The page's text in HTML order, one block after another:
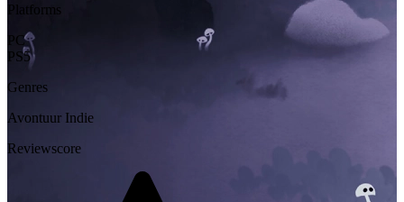
Platforms
PC
PS5
Genres
Avontuur Indie
Reviewscore